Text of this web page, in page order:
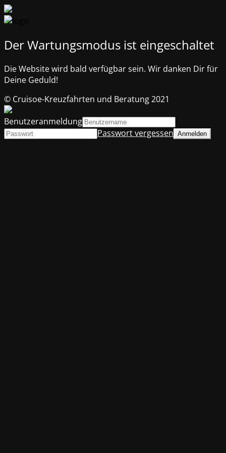
Der Wartungsmodus ist eingeschaltet
Die Website wird bald verfügbar sein. Wir danken Dir für
Deine Geduld!
© Cruisoe-Kreuzfahrten und Beratung 2021
Benutzeranmeldung
Passwort vergessen